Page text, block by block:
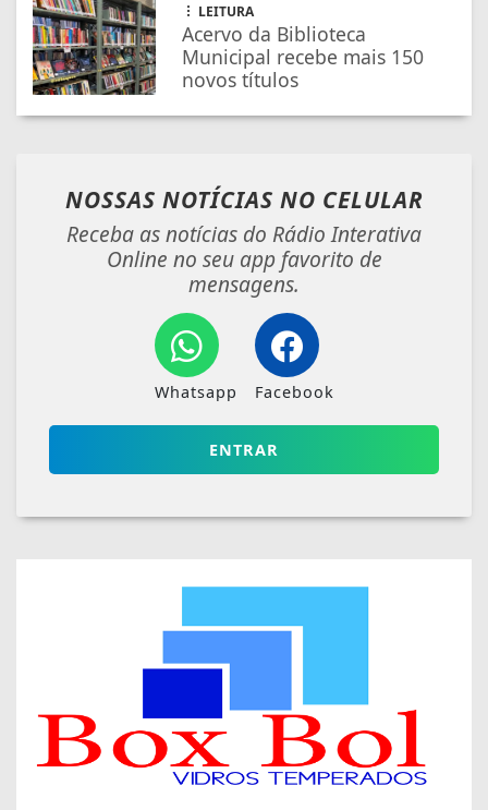
LEITURA
Acervo da Biblioteca
Municipal recebe mais 150
novos títulos
NOSSAS NOTÍCIAS NO CELULAR
Receba as notícias do Rádio Interativa
Online no seu app favorito de
mensagens.
Whatsapp Facebook
ENTRAR